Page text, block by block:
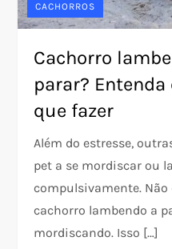
CACHORROS
Cachorro
parar?
que fazer
Além do estresse,
pet a se mordiscar ou
compulsivamente.
cachorro lambendo a
mordiscando. Isso […]